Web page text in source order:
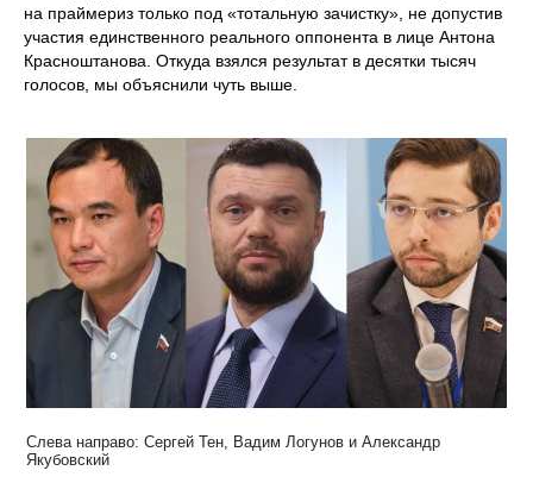
на праймериз только под «тотальную зачистку», не допустив
участия единственного реального оппонента в лице Антона
Красноштанова. Откуда взялся результат в десятки тысяч
голосов, мы объяснили чуть выше.
Слева направо: Сергей Тен, Вадим Логунов и Александр
Якубовский